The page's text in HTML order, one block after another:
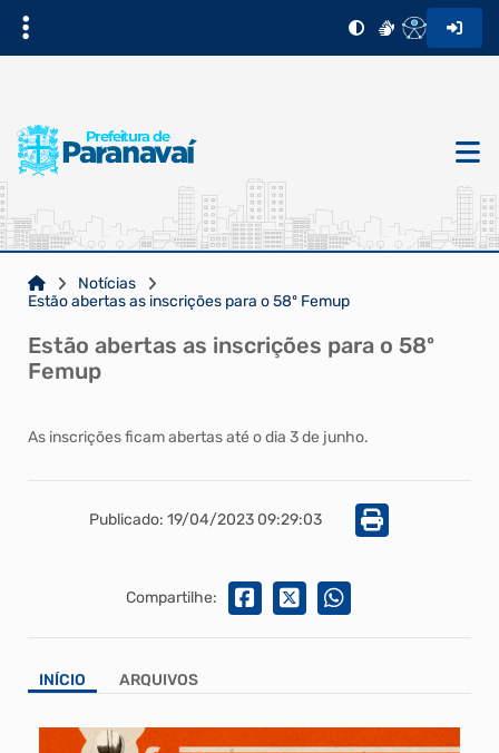
Notícias
Estão abertas as inscrições para o 58º Femup
Estão abertas as inscrições para o 58º
Femup
As inscrições ficam abertas até o dia 3 de junho.
Publicado: 19/04/2023 09:29:03
Compartilhe:
INÍCIO ARQUIVOS